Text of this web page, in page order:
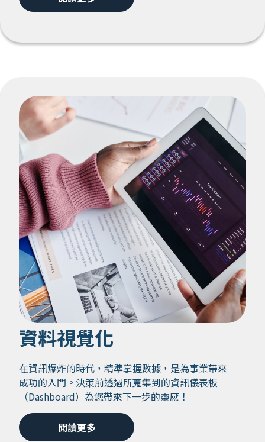
資料視覺化
在資訊爆炸的時代，精準掌握數據，是為事業帶來
成功的入門。決策前透過所蒐集到的資訊儀表板
（Dashboard）為您帶來下一步的靈感！
閱讀更多